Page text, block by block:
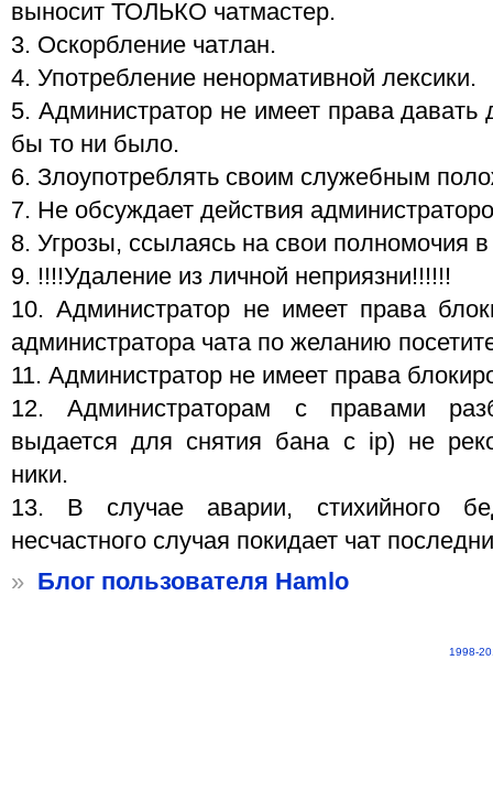
выносит ТОЛЬКО чатмастер.
3. Oскорбление чатлан.
4. Употребление ненормативной лексики.
5. Администратор не имеет права давать
бы то ни было.
6. Злоупотреблять своим служебным
7. Не обсуждает действия
8. Угрозы, ссылаясь на свои полномочия в
9. !!!!Удаление из личной неприязни!!!!!!
10. Администратор не имеет права
администратора чата по желанию
11. Администратор не имеет права
12. Администраторам с правами
выдается для снятия бана с ip) не
ники.
13. В случае аварии, стихийного
несчастного случая покидает чат
»
Блог пользователя Hamlo
1998-